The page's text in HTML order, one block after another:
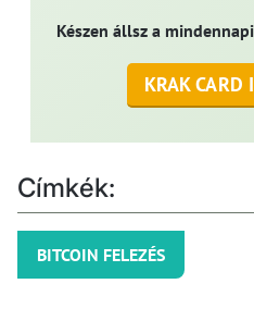
Készen állsz a
KRAK CARD
Címkék:
BITCOIN FELEZÉS